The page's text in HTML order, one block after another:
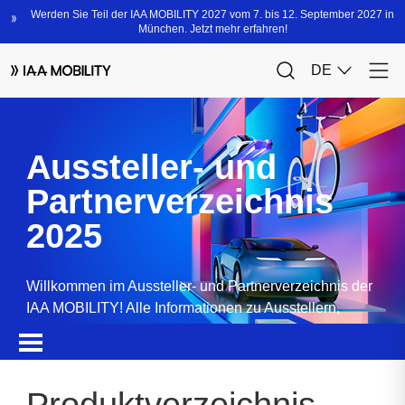
Aussteller- und
Partnerverzeichnis
2025
Willkommen im Aussteller- und Partnerverzeichnis der
IAA MOBILITY! Alle Informationen zu Ausstellern,